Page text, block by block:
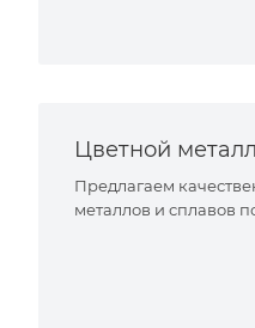
Цветной
Предлагаем
металлов и сплавов